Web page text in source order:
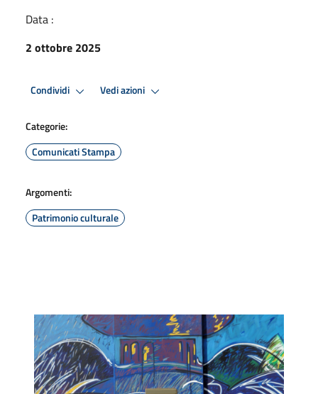
Data :
2 ottobre 2025
Condividi Vedi azioni
Categorie:
Comunicati Stampa
Argomenti:
Patrimonio culturale